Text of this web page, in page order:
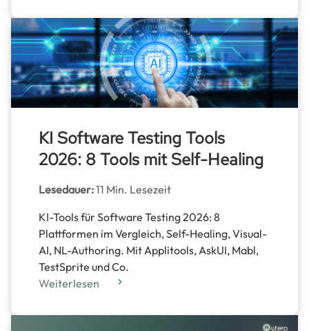
KI Software Testing Tools
2026: 8 Tools mit Self-Healing
Lesedauer:11 Min. Lesezeit
KI-Tools für Software Testing 2026: 8
Plattformen im Vergleich, Self-Healing, Visual-
AI, NL-Authoring. Mit Applitools, AskUI, Mabl,
TestSprite und Co.
Weiterlesen